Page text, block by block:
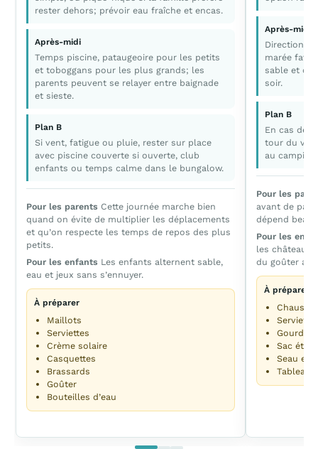
rester dehors; prévoir eau fraîche et encas.
Après-midi
Temps piscine, pataugeoire pour les petits
et toboggans pour les plus grands; les
parents peuvent se relayer entre baignade
et sieste.
Plan B
Si vent, fatigue ou pluie, rester sur place
avec piscine couverte si ouverte, club
enfants ou temps calme dans le bungalow.
Pour les parents Cette journée marche bien
quand on évite de multiplier les déplacements
et qu’on respecte les temps de repos des plus
petits.
Pour les enfants Les enfants alternent sable,
eau et jeux sans s’ennuyer.
À préparer
Maillots
Serviettes
Crème solaire
Casquettes
Brassards
Goûter
Bouteilles d’eau
Après-midi
Direction la
marée
sable et
soir.
Plan B
En cas de
tour du
au camping.
Pour les
avant de
dépend
Pour les
les châteaux
du goûter au
À préparer
Gourde
Sac
Seau et
Tableau